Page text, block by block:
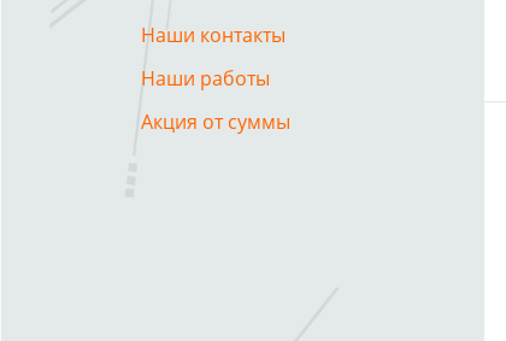
Наши контакты
Наши работы
Акция от суммы